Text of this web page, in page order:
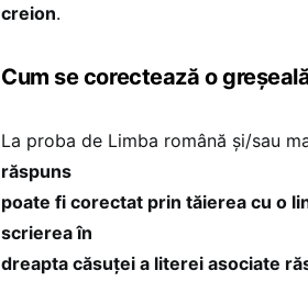
creion.
Cum se corectează o
La proba de Limba română şi/sau
răspuns
poate fi corectat prin tăierea cu o
scrierea în
dreapta căsuţei a literei asociate